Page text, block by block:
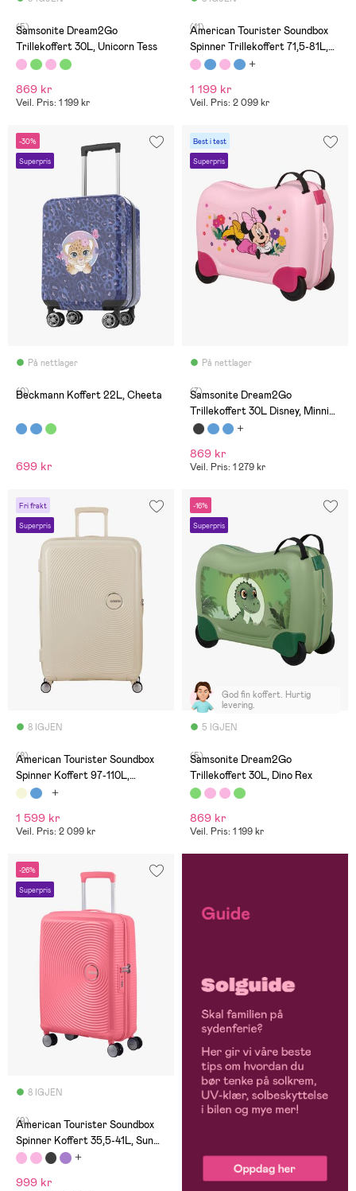
(5)
Samsonite Dream2Go
Trillekoffert 30L, Unicorn Tess
869 kr
Veil. Pris: 1 199 kr
(11)
American Tourister Soundbox
Spinner Trillekoffert 71,5-81L,
Sun Kissed Coral
1 199 kr
Veil. Pris: 2 099 kr
-30%
Superpris
På nettlager
(0)
Beckmann Koffert 22L, Cheeta
699 kr
Best i test
Superpris
På nettlager
(7)
Samsonite Dream2Go
Trillekoffert 30L Disney, Minnie
Flower Power
869 kr
Veil. Pris: 1 279 kr
Fri frakt
Superpris
8 IGJEN
(8)
American Tourister Soundbox
Spinner Koffert 97-110L,
Coconut Sand
1 599 kr
Veil. Pris: 2 099 kr
-16%
Superpris
5 IGJEN
God fin koffert. Hurtig
levering.
(5)
Samsonite Dream2Go
Trillekoffert 30L, Dino Rex
869 kr
Veil. Pris: 1 199 kr
-26%
Superpris
8 IGJEN
(9)
American Tourister Soundbox
Spinner Koffert 35,5-41L, Sun
Kissed Coral
999 kr